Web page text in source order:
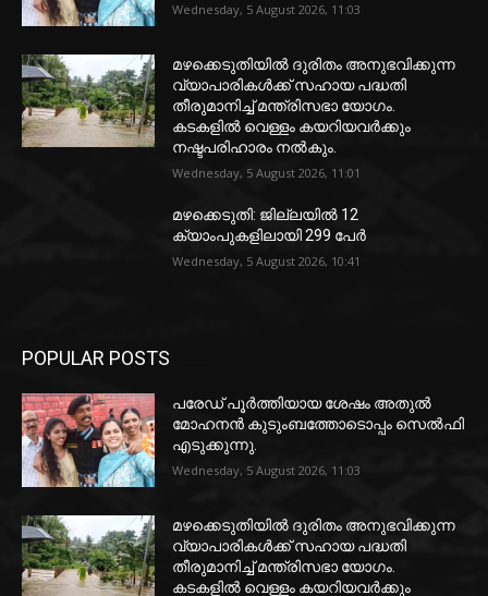
Wednesday, 5 August 2026, 11:03
മഴക്കെടുതിയിൽ ദുരിതം അനുഭവിക്കുന്ന
വ്യാപാരികൾക്ക് സഹായ പദ്ധതി
തീരുമാനിച്ച് മന്ത്രിസഭാ യോഗം.
കടകളിൽ വെള്ളം കയറിയവർക്കും
നഷ്ടപരിഹാരം നൽകും.
Wednesday, 5 August 2026, 11:01
മഴക്കെടുതി: ജില്ലയിൽ 12
ക്യാംപുകളിലായി 299 പേർ
Wednesday, 5 August 2026, 10:41
POPULAR POSTS
പരേഡ് പൂര്‍ത്തിയായ ശേഷം അതുൽ
മോഹനൻ കുടുംബത്തോടൊപ്പം സെൽഫി
എടുക്കുന്നു.
Wednesday, 5 August 2026, 11:03
മഴക്കെടുതിയിൽ ദുരിതം അനുഭവിക്കുന്ന
വ്യാപാരികൾക്ക് സഹായ പദ്ധതി
തീരുമാനിച്ച് മന്ത്രിസഭാ യോഗം.
കടകളിൽ വെള്ളം കയറിയവർക്കും